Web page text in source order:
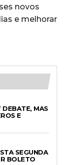
novos
e melhorar
DEBATE, MAS
E
SEGUNDA
BOLETO